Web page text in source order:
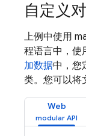
自定义
上例中使用
程语言中，使
加数据中，您
类。您可以将
Web